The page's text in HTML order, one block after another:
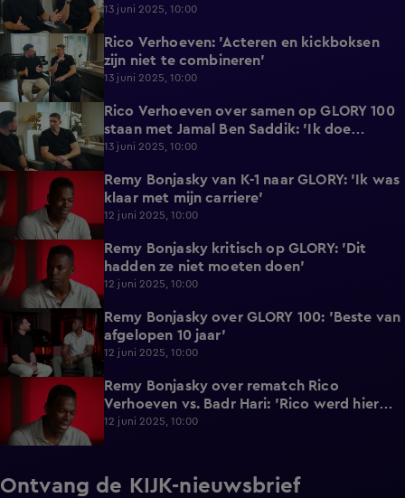
13 juni 2025, 10:00
1:10
Rico Verhoeven: 'Acteren en kickboksen
zijn niet te combineren'
13 juni 2025, 10:00
3:20
Rico Verhoeven over samen op GLORY 100
staan met Jamal Ben Saddik: 'Ik doe
gewoon wat ik moet doen'
13 juni 2025, 10:00
Remy Bonjasky van K-1 naar GLORY: 'Ik was
klaar met mijn carriere'
12 juni 2025, 10:00
Remy Bonjasky kritisch op GLORY: 'Dit
hadden ze niet moeten doen'
12 juni 2025, 10:00
2:40
Remy Bonjasky over GLORY 100: 'Beste van
afgelopen 10 jaar'
12 juni 2025, 10:00
Remy Bonjasky over rematch Rico
Verhoeven vs. Badr Hari: 'Rico werd hier
beter van'
12 juni 2025, 10:00
Ontvang de KIJK-nieuwsbrief